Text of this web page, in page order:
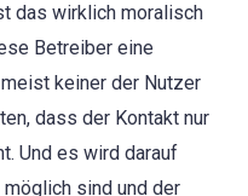
das wirklich moralisch
Betreiber eine
keiner der Nutzer
dass der Kontakt nur
Und es wird darauf
sind und der